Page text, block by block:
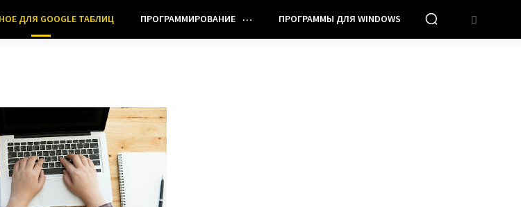
ДЛЯ GOOGLE ТАБЛИЦ ПРОГРАММИРОВАНИЕ ПРОГРАММЫ ДЛЯ WINDOWS